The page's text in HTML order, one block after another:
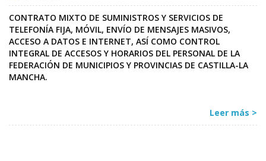
CONTRATO MIXTO DE SUMINISTROS Y SERVICIOS DE
TELEFONÍA FIJA, MÓVIL, ENVÍO DE MENSAJES MASIVOS,
ACCESO A DATOS E INTERNET, ASÍ COMO CONTROL
INTEGRAL DE ACCESOS Y HORARIOS DEL PERSONAL DE LA
FEDERACIÓN DE MUNICIPIOS Y PROVINCIAS DE CASTILLA-LA
MANCHA.
Leer más >